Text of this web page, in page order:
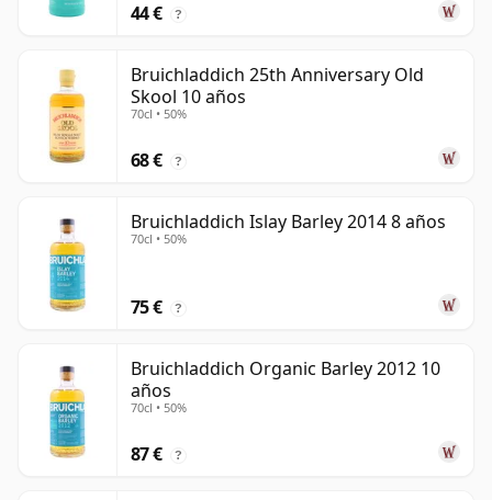
44 € ?
Bruichladdich 25th Anniversary Old
Skool 10 años
70cl • 50%
68 € ?
Bruichladdich Islay Barley 2014 8 años
70cl • 50%
75 € ?
Bruichladdich Organic Barley 2012 10
años
70cl • 50%
87 € ?